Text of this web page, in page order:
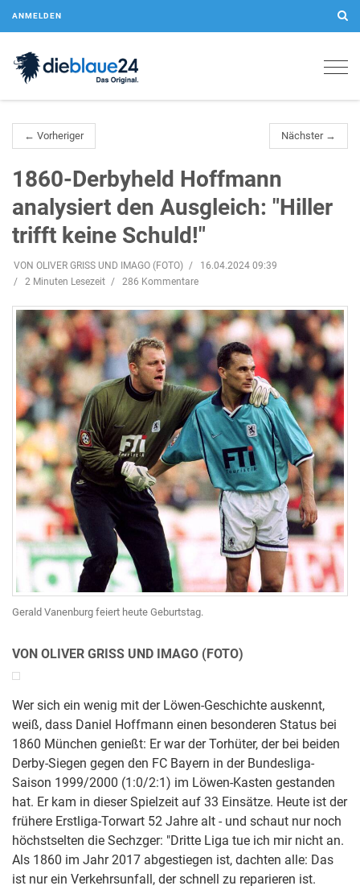
ANMELDEN
← Vorheriger Nächster →
1860-Derbyheld Hoffmann
analysiert den Ausgleich: "Hiller
trifft keine Schuld!"
VON OLIVER GRISS UND IMAGO (FOTO)
16.04.2024 09:39
2 Minuten Lesezeit
286 Kommentare
Gerald Vanenburg feiert heute Geburtstag.
VON OLIVER GRISS UND IMAGO (FOTO)
Wer sich ein wenig mit der Löwen-Geschichte auskennt,
weiß, dass Daniel Hoffmann einen besonderen Status bei
1860 München genießt: Er war der Torhüter, der bei beiden
Derby-Siegen gegen den FC Bayern in der Bundesliga-
Saison 1999/2000 (1:0/2:1) im Löwen-Kasten gestanden
hat. Er kam in dieser Spielzeit auf 33 Einsätze. Heute ist der
frühere Erstliga-Torwart 52 Jahre alt - und schaut nur noch
höchstselten die Sechzger: "Dritte Liga tue ich mir nicht an.
Als 1860 im Jahr 2017 abgestiegen ist, dachten alle: Das
ist nur ein Verkehrsunfall, der schnell zu reparieren ist.